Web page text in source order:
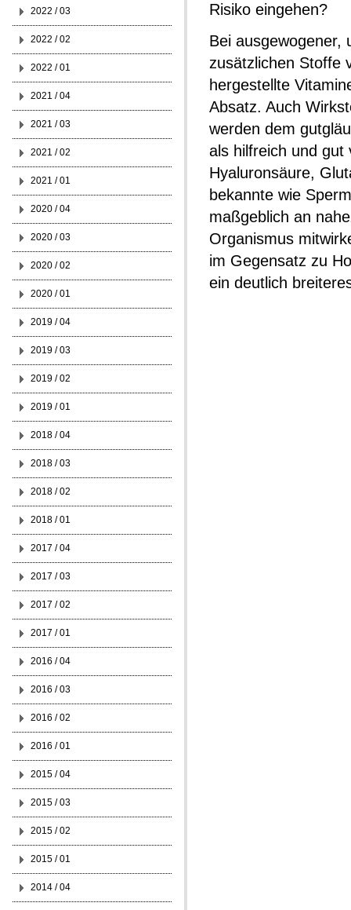
Risiko eingehen?
Bei ausgewogener,
zusätzlichen Stoffe
hergestellte
Absatz. Auch
werden dem
als hilfreich und gut
Hyaluronsäure,
bekannte wie
maßgeblich an
Organismus
im Gegensatz zu
ein deutlich
2022 / 03
2022 / 02
2022 / 01
2021 / 04
2021 / 03
2021 / 02
2021 / 01
2020 / 04
2020 / 03
2020 / 02
2020 / 01
2019 / 04
2019 / 03
2019 / 02
2019 / 01
2018 / 04
2018 / 03
2018 / 02
2018 / 01
2017 / 04
2017 / 03
2017 / 02
2017 / 01
2016 / 04
2016 / 03
2016 / 02
2016 / 01
2015 / 04
2015 / 03
2015 / 02
2015 / 01
2014 / 04